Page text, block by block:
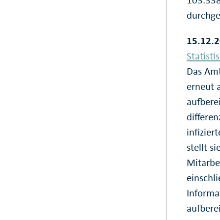
Das
erneut
stellt